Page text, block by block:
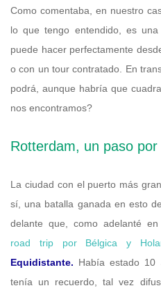
Como comentaba, en nuestro
lo que tengo entendido, es
puede hacer perfectamente
o con un tour contratado. En
podrá, aunque habría que
nos encontramos?
Rotterdam, un paso
La ciudad con el puerto más
sí, una batalla ganada en esto
delante que, como adelanté
road trip por Bélgica y
Equidistante. Había estado 10
tenía un recuerdo, tal vez